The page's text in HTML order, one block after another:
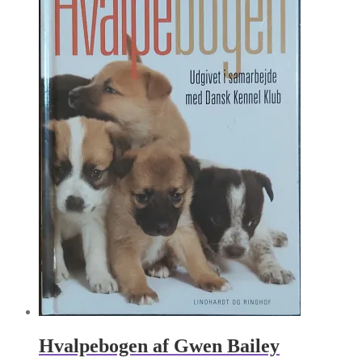
Hvalpebogen af Gwen Bailey